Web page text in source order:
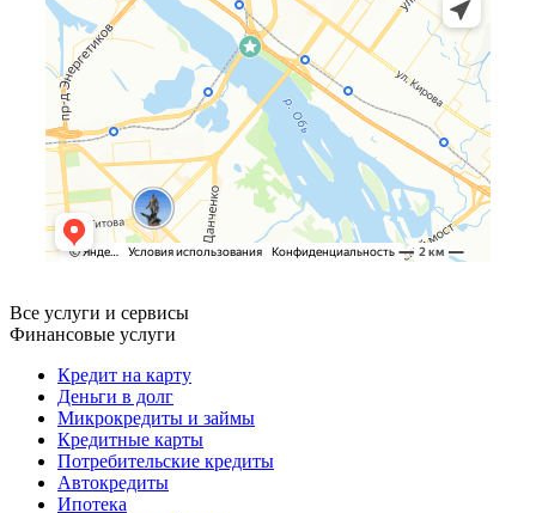
Все услуги и сервисы
Финансовые услуги
Кредит на карту
Деньги в долг
Микрокредиты и займы
Кредитные карты
Потребительские кредиты
Автокредиты
Ипотека